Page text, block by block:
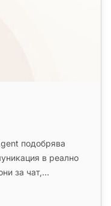
подобрява
в реално
за чат,